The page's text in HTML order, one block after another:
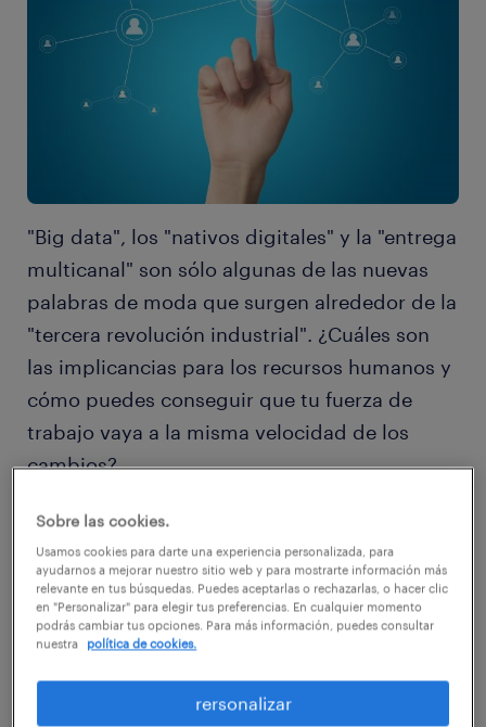
"Big data", los "nativos digitales" y la "entrega
multicanal" son sólo algunas de las nuevas
palabras de moda que surgen alrededor de la
"tercera revolución industrial". ¿Cuáles son
las implicancias para los recursos humanos y
cómo puedes conseguir que tu fuerza de
trabajo vaya a la misma velocidad de los
cambios?
Hace más de veinte años, Tesco lanzó su
Clubcard. Comenzó como un esquema de
pronto se dio cuenta de que podía obtener
Sobre las cookies.
Usamos cookies para darte una experiencia personalizada, para
ayudarnos a mejorar nuestro sitio web y para mostrarte información más
relevante en tus búsquedas. Puedes aceptarlas o rechazarlas, o hacer clic
en "Personalizar" para elegir tus preferencias. En cualquier momento
podrás cambiar tus opciones. Para más información, puedes consultar
nuestra
política de cookies.
rersonalizar